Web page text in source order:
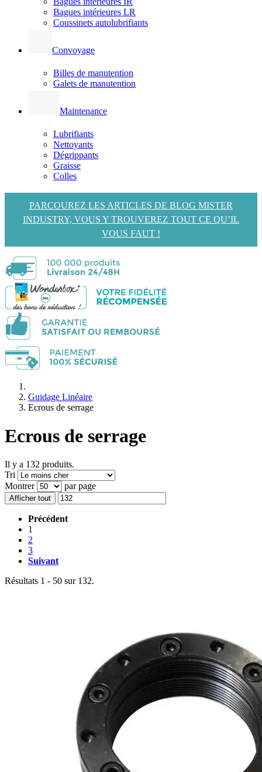
Bagues intérieures LR
Coussinets autolubrifiants
Convoyage
Billes de manutention
Galets de manutention
Maintenance
Lubrifiants
Nettoyants
Dégrippants
Graisse
Colles
PARCOUREZ LES ARTICLES DE BLOG MISTER
INDUSTRY, VOUS Y TROUVEREZ TOUT CE QU’IL
VOUS FAUT !
Guidage Linéaire
Ecrous de serrage
Ecrous de serrage
Il y a 132 produits.
Tri
Montrer
par page
Afficher tout
Précédent
1
2
3
Suivant
Résultats 1 - 50 sur 132.